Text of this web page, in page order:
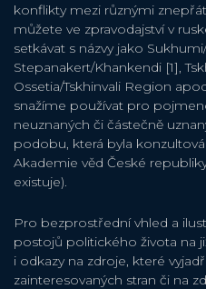
konflikty mezi různými
můžete ve zpravodajství v
setkávat s názvy jako
Stepanakert/Khankendi [1],
Ossetia/Tskhinvali Region
snažíme používat pro
neuznaných či částečně
podobu, která byla
Akademie věd České
existuje).
Pro bezprostřední vhled a
postojů politického života na
i odkazy na zdroje, které
zainteresovaných stran či na